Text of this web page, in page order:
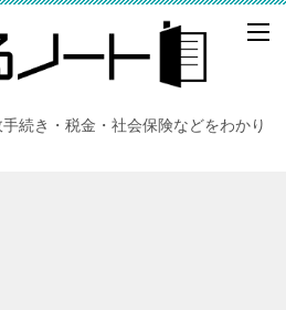
続き・税金・社会保険などをわかり